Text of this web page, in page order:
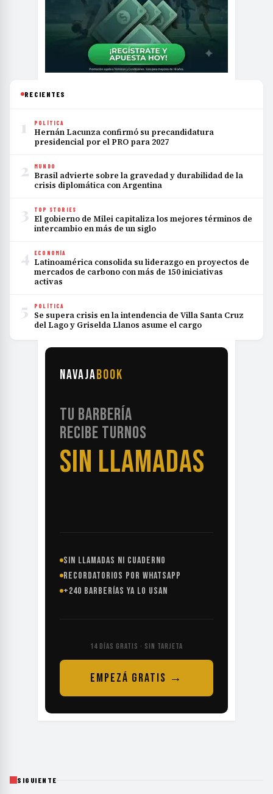
RECIENTES
1 POLÍTICA
Hernán Lacunza confirmó su precandidatura
presidencial por el PRO para 2027
2 MUNDO
Brasil advierte sobre la gravedad y durabilidad de la
crisis diplomática con Argentina
3 TOP STORIES
El gobierno de Milei capitaliza los mejores términos de
intercambio en más de un siglo
4 ECONOMÍA
Latinoamérica consolida su liderazgo en proyectos de
mercados de carbono con más de 150 iniciativas
activas
5 POLÍTICA
Se supera crisis en la intendencia de Villa Santa Cruz
del Lago y Griselda Llanos asume el cargo
NAVAJABOOK
TU BARBERÍA
RECIBE TURNOS
SIN LLAMADAS
SIN LLAMADAS NI CUADERNO
RECORDATORIOS POR WHATSAPP
+240 BARBERÍAS YA LO USAN
14 DÍAS GRATIS · SIN TARJETA
EMPEZÁ GRATIS →
SIGUIENTE